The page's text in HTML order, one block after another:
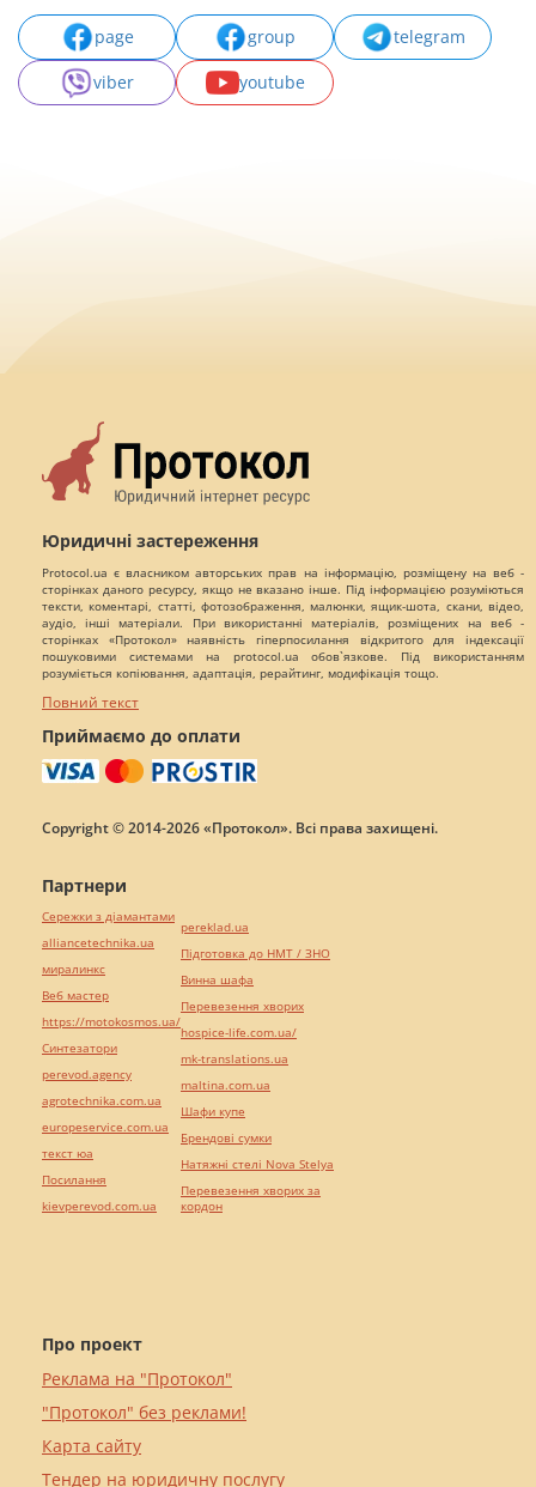
page group
telegram
viber
youtube
Юридичні застереження
Protocol.ua є власником авторських прав на інформацію, розміщену на веб -
сторінках даного ресурсу, якщо не вказано інше. Під інформацією розуміються
тексти, коментарі, статті, фотозображення, малюнки, ящик-шота, скани, відео,
аудіо, інші матеріали. При використанні матеріалів, розміщених на веб -
сторінках «Протокол» наявність гіперпосилання відкритого для індексації
пошуковими системами на protocol.ua обов`язкове. Під використанням
розуміється копіювання, адаптація, рерайтинг, модифікація тощо.
Повний текст
Приймаємо до оплати
Copyright © 2014-2026 «Протокол». Всі права захищені.
Про проект
Реклама на "Протокол"
"Протокол" без реклами!
Карта сайту
Тендер на юридичну послугу
Партнери
Сережки з діамантами
alliancetechnika.ua
миралинкс
Веб мастер
https://motokosmos.ua/
Синтезатори
perevod.agency
agrotechnika.com.ua
europeservice.com.ua
текст юа
Посилання
kievperevod.com.ua
pereklad.ua
Підготовка до НМТ / ЗНО
Винна шафа
Перевезення хворих
hospice-life.com.ua/
mk-translations.ua
maltina.com.ua
Шафи купе
Брендові сумки
Натяжні стелі Nova Stelya
Перевезення хворих за
кордон